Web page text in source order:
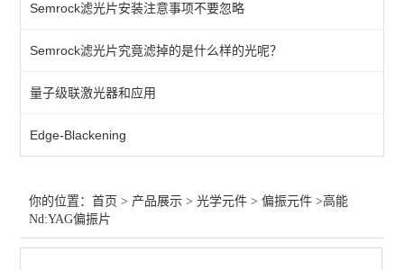
过滤片
Semrock滤光片安装注意事项不要忽略
Semrock滤光片究竟滤掉的是什么样的光呢？
量子级联激光器和应用
Edge-Blackening
你的位置：首页 > 产品展示 >光学元件 >偏振元件 >高能
Nd:YAG偏振片